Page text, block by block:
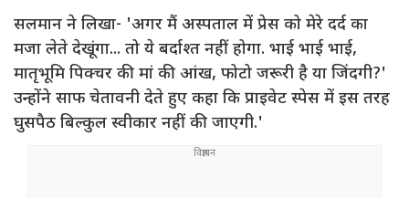
सलमान ने लिखा- 'अगर मैं अस्पताल में प्रेस को मेरे दर्द का
मजा लेते देखूंगा... तो ये बर्दाश्त नहीं होगा. भाई भाई भाई,
मातृभूमि पिक्चर की मां की आंख, फोटो जरूरी है या जिंदगी?'
उन्होंने साफ चेतावनी देते हुए कहा कि प्राइवेट स्पेस में इस तरह
घुसपैठ बिल्कुल स्वीकार नहीं की जाएगी.'